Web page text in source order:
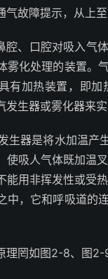
气故障提示，从上
腔、口腔对吸入气
雾化处理的装置。
有加热装置，即
生器或雾化器来实
生器是将水加温产
使吸人气体既加温
能用非挥发性或受
中，它和呼吸道的
理罔如图2-8、图2-9